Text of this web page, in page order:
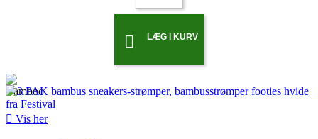
 LÆG I KURV
 Vis her